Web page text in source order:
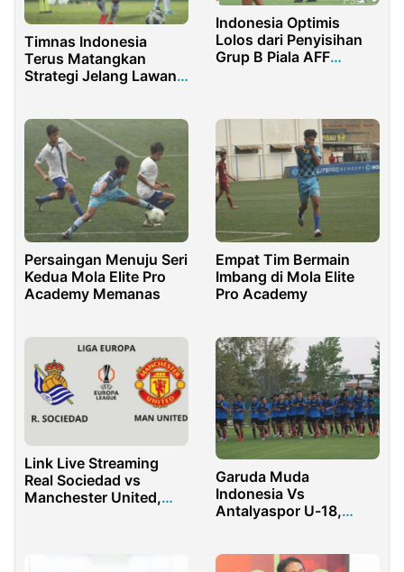
Timnas Indonesia
Terus Matangkan
Strategi Jelang Lawan
Indonesia Optimis
Lolos dari Penyisihan
Grup B Piala AFF
Persaingan Menuju Seri
Kedua Mola Elite Pro
Academy Memanas
Empat Tim Bermain
Imbang di Mola Elite
Pro Academy
Link Live Streaming
Real Sociedad vs
Manchester United,
Garuda Muda
Indonesia Vs
Antalyaspor U-18,